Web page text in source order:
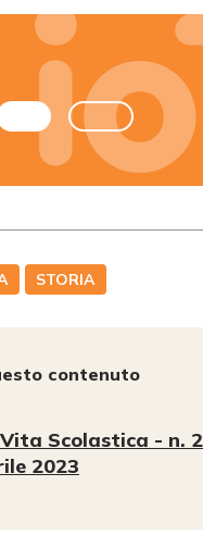
STORIA
contenuto
Scolastica - n.
2023